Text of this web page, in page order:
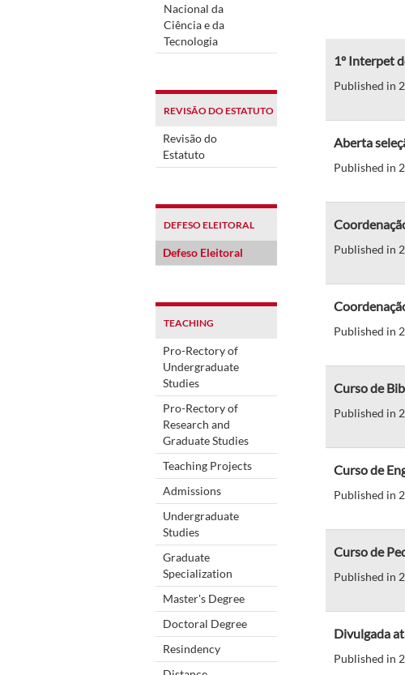
Nacional da
Ciência e da
Tecnologia
REVISÃO DO ESTATUTO
Revisão do
Estatuto
DEFESO ELEITORAL
Defeso Eleitoral
TEACHING
Pro-Rectory of
Undergraduate
Studies
Pro-Rectory of
Research and
Graduate Studies
Teaching Projects
Admissions
Undergraduate
Studies
Graduate
Specialization
Master's Degree
Doctoral Degree
Resindency
1º Interpet
Published in
Aberta
Published in
Published in
Published in
Curso de
Published in
Curso de
Published in
Curso de
Published in
Divulgada
Published in